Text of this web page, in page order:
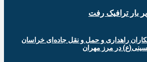
بار ترافیک رفت